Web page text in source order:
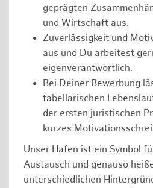
geprägten
und Wirtschaft aus.
Zuverlässigkeit und
aus und Du arbeitest
eigenverantwortlich.
Bei Deiner Bewerbung
tabellarischen
der ersten juristischen
kurzes
Unser Hafen ist ein Symbol
Austausch und genauso
unterschiedlichen